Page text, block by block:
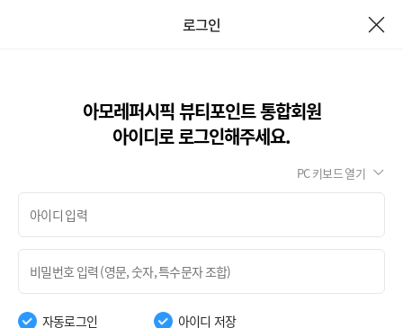
로그인
아모레퍼시픽 뷰티포인트 통합회원
아이디로 로그인해주세요.
PC 키보드 열기
자동로그인 아이디 저장